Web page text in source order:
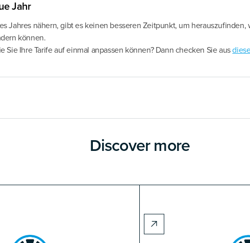
Jahr
Jahres nähern, gibt es keinen besseren Zeitpunkt, um
können.
Sie Ihre Tarife auf einmal anpassen können? Dann checken Sie aus
Discover more